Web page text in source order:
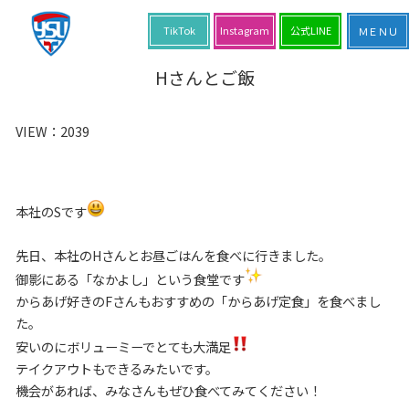
Hさんとご飯
VIEW： 2039
本社のSです
先日、本社のHさんとお昼ごはんを食べに行きました。
御影にある「なかよし」という食堂です
からあげ好きのFさんもおすすめの「からあげ定食」を食べまし
た。
安いのにボリューミーでとても大満足
テイクアウトもできるみたいです。
機会があれば、みなさんもぜひ食べてみてください！
公式LINE
Instagram
TikTok